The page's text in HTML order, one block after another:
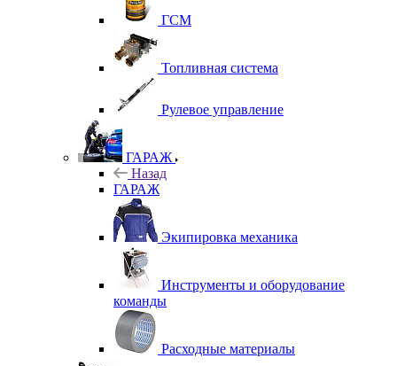
ГСМ
Топливная система
Рулевое управление
ГАРАЖ
Назад
ГАРАЖ
Экипировка механика
Инструменты и оборудование
команды
Расходные материалы